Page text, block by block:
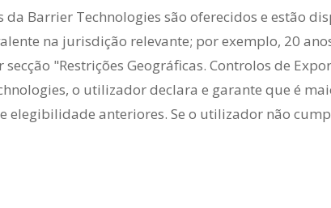
da Barrier Technologies são oferecidos e estão
na jurisdição relevante; por exemplo, 20
"Restrições Geográficas. Controlos de
o utilizador declara e garante que é
elegibilidade anteriores. Se o utilizador não